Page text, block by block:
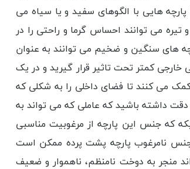
هایی با الگوهای سفید و یا سیاه می
می توانند احساس گرما و راحتی را در
های سنگین و ضخیم می توانند به عنوان
کمتر تحت تاثیر قرار گیرید و در یک
کمک می کنند تا فضای داخلی را به شکلی که
دقت داشته باشید که عاملی که می تواند به
که جنس این پارچه از مرغوبیت مناسبی
جنس نامرغوب پارچه پشت پرده ممکن است
منجر به دوخت نامنظم، ناهموار و ضعیف